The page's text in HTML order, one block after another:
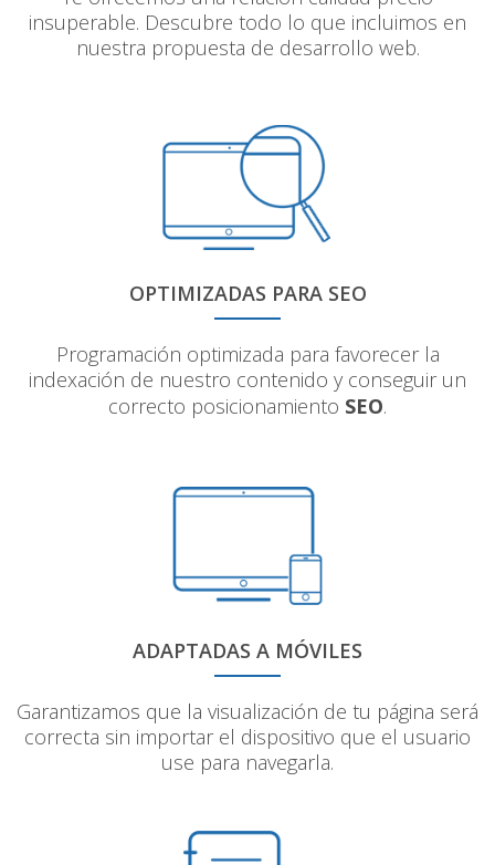
insuperable. Descubre todo lo que incluimos en
nuestra propuesta de desarrollo web.
OPTIMIZADAS PARA SEO
Programación optimizada para favorecer la
indexación de nuestro contenido y conseguir un
correcto posicionamiento SEO.
ADAPTADAS A MÓVILES
Garantizamos que la visualización de tu página será
correcta sin importar el dispositivo que el usuario
use para navegarla.